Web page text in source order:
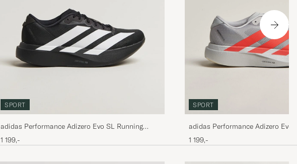
SPORT
adidas Performance Adizero Evo SL Running
Sneaker Black/White
1 199,-
SPORT
adidas Performance Adizero Evo
1 199,-